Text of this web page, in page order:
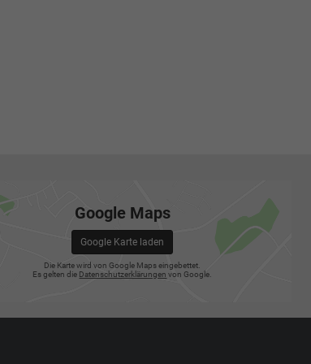
Google Maps
Google Karte laden
Die Karte wird von Google Maps eingebettet.
Es gelten die Datenschutzerklärungen von Google.